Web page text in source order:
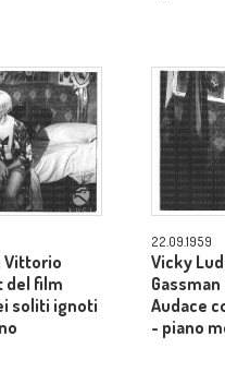
Vittorio
del film
soliti ignoti
22.09.1959
Vicky
Audace
- piano